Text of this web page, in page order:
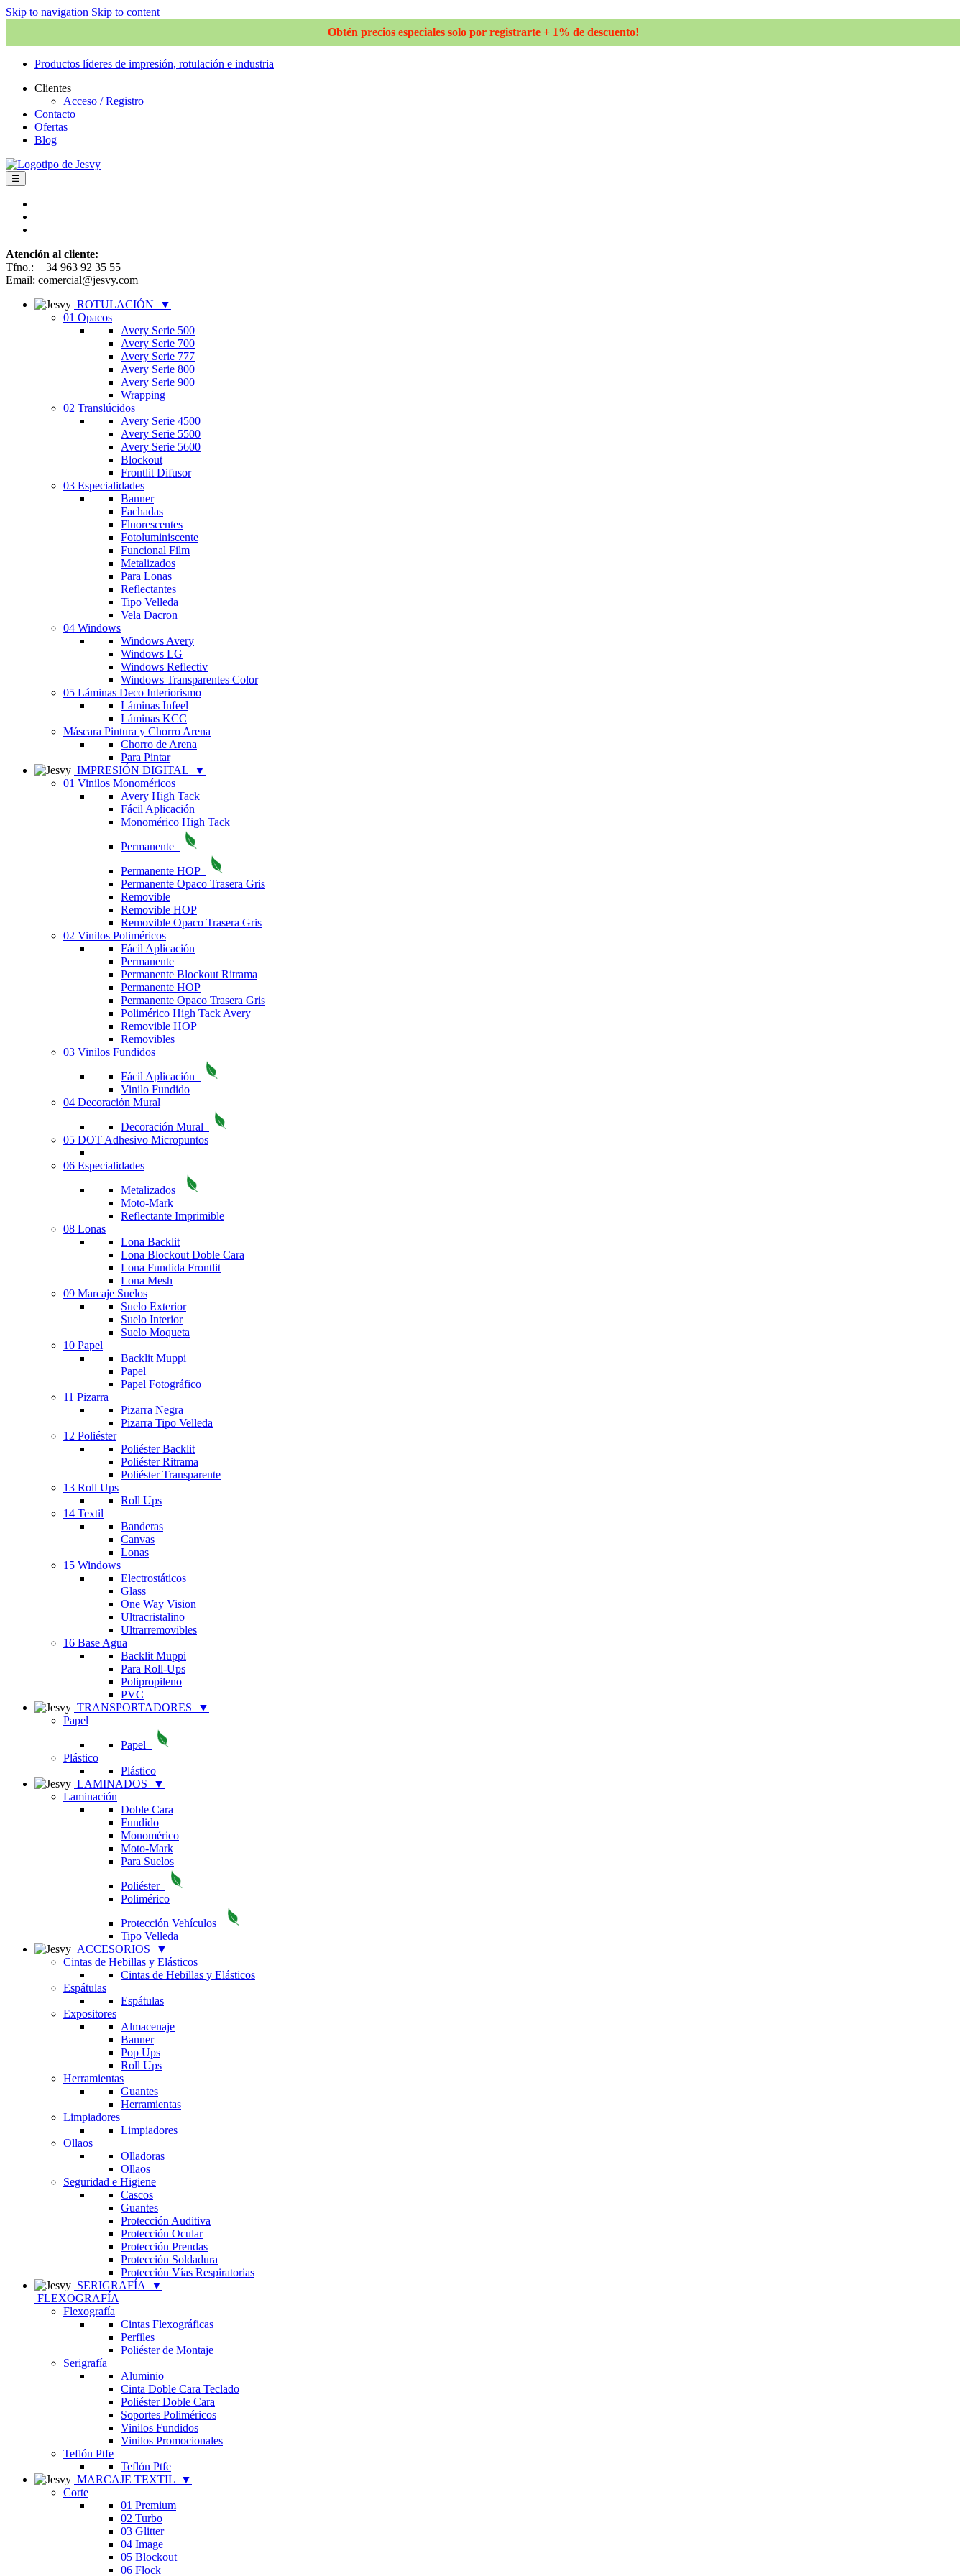
Skip to navigation Skip to content
Obtén precios especiales solo por registrarte + 1% de descuento!
Productos líderes de impresión, rotulación e industria
Clientes
Acceso / Registro
Contacto
Ofertas
Blog
☰
Atención al cliente:
Tfno.: + 34 963 92 35 55
Email: comercial@jesvy.com
ROTULACIÓN
▼
01 Opacos
Avery Serie 500
Avery Serie 700
Avery Serie 777
Avery Serie 800
Avery Serie 900
Wrapping
02 Translúcidos
Avery Serie 4500
Avery Serie 5500
Avery Serie 5600
Blockout
Frontlit Difusor
03 Especialidades
Banner
Fachadas
Fluorescentes
Fotoluminiscente
Funcional Film
Metalizados
Para Lonas
Reflectantes
Tipo Velleda
Vela Dacron
04 Windows
Windows Avery
Windows LG
Windows Reflectiv
Windows Transparentes Color
05 Láminas Deco Interiorismo
Láminas Infeel
Láminas KCC
Máscara Pintura y Chorro Arena
Chorro de Arena
Para Pintar
IMPRESIÓN DIGITAL
▼
01 Vinilos Monoméricos
Avery High Tack
Fácil Aplicación
Monomérico High Tack
Permanente
Permanente HOP
Permanente Opaco Trasera Gris
Removible
Removible HOP
Removible Opaco Trasera Gris
02 Vinilos Poliméricos
Fácil Aplicación
Permanente
Permanente Blockout Ritrama
Permanente HOP
Permanente Opaco Trasera Gris
Polimérico High Tack Avery
Removible HOP
Removibles
03 Vinilos Fundidos
Fácil Aplicación
Vinilo Fundido
04 Decoración Mural
Decoración Mural
05 DOT Adhesivo Micropuntos
06 Especialidades
Metalizados
Moto-Mark
Reflectante Imprimible
08 Lonas
Lona Backlit
Lona Blockout Doble Cara
Lona Fundida Frontlit
Lona Mesh
09 Marcaje Suelos
Suelo Exterior
Suelo Interior
Suelo Moqueta
10 Papel
Backlit Muppi
Papel
Papel Fotográfico
11 Pizarra
Pizarra Negra
Pizarra Tipo Velleda
12 Poliéster
Poliéster Backlit
Poliéster Ritrama
Poliéster Transparente
13 Roll Ups
Roll Ups
14 Textil
Banderas
Canvas
Lonas
15 Windows
Electrostáticos
Glass
One Way Vision
Ultracristalino
Ultrarremovibles
16 Base Agua
Backlit Muppi
Para Roll-Ups
Polipropileno
PVC
TRANSPORTADORES
▼
Papel
Papel
Plástico
Plástico
LAMINADOS
▼
Laminación
Doble Cara
Fundido
Monomérico
Moto-Mark
Para Suelos
Poliéster
Polimérico
Protección Vehículos
Tipo Velleda
ACCESORIOS
▼
Cintas de Hebillas y Elásticos
Cintas de Hebillas y Elásticos
Espátulas
Espátulas
Expositores
Almacenaje
Banner
Pop Ups
Roll Ups
Herramientas
Guantes
Herramientas
Limpiadores
Limpiadores
Ollaos
Olladoras
Ollaos
Seguridad e Higiene
Cascos
Guantes
Protección Auditiva
Protección Ocular
Protección Prendas
Protección Soldadura
Protección Vías Respiratorias
SERIGRAFÍA
▼
FLEXOGRAFÍA
Flexografía
Cintas Flexográficas
Perfiles
Poliéster de Montaje
Serigrafía
Aluminio
Cinta Doble Cara Teclado
Poliéster Doble Cara
Soportes Poliméricos
Vinilos Fundidos
Vinilos Promocionales
Teflón Ptfe
Teflón Ptfe
MARCAJE TEXTIL
▼
Corte
01 Premium
02 Turbo
03 Glitter
04 Image
05 Blockout
06 Flock